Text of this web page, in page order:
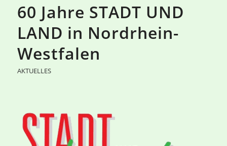
60 Jahre STADT UND
LAND in Nordrhein-
Westfalen
AKTUELLES